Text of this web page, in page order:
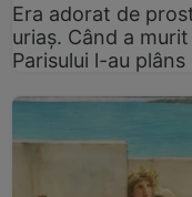
Era adorat de
uriaș. Când a
Parisului l-au plâns